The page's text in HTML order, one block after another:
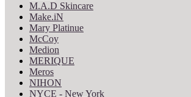
M.A.D Skincare
Make.iN
Mary Platinue
McCoy
Medion
MERIQUE
Meros
NIHON
NYCE - New York